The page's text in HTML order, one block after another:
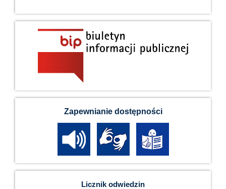
Zapewnianie dostępności
Licznik odwiedzin